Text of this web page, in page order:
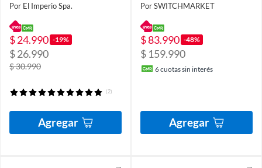
Por El Imperio Spa.
$ 24.990 -19%
$ 26.990
$ 30.990
(2)
Agregar
Por SWITCHMARKET
$ 83.990 -48%
$ 159.990
6cuotas sin interés
Agregar